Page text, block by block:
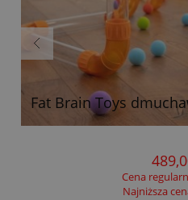
Fat Brain Toys
Cena
Najniższa